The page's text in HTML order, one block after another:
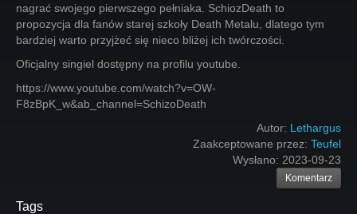
nagrać swojego pierwszego pełniaka. SchiozDeath to
propozycja dla fanów starej szkoły Death Metalu, dlatego tym
bardziej warto przyjżeć się nieco bliżej ich twórczości.
Oficjalny singiel dostępny na profilu youtube.
https://www.youtube.com/watch?v=OW-
F8zBpK_w&ab_channel=SchizoDeath
Autor: Lethargus
Zaakceptowane przez: Teufel
Wysłano: 2023-09-23
Komentarz
Tags